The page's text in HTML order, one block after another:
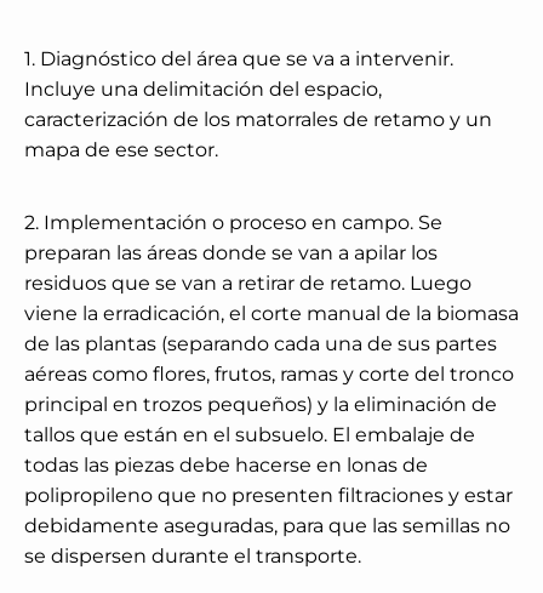
1. Diagnóstico del área que se va a intervenir.
Incluye una delimitación del espacio,
caracterización de los matorrales de retamo y un
mapa de ese sector.
2. Implementación o proceso en campo. Se
preparan las áreas donde se van a apilar los
residuos que se van a retirar de retamo. Luego
viene la erradicación, el corte manual de la biomasa
de las plantas (separando cada una de sus partes
aéreas como flores, frutos, ramas y corte del tronco
principal en trozos pequeños) y la eliminación de
tallos que están en el subsuelo. El embalaje de
todas las piezas debe hacerse en lonas de
polipropileno que no presenten filtraciones y estar
debidamente aseguradas, para que las semillas no
se dispersen durante el transporte.